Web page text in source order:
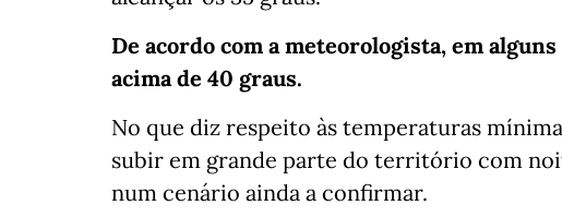
De acordo com a meteorologista, em
acima de 40 graus.
No que diz respeito às temperaturas
subir em grande parte do território com
num cenário ainda a confirmar.